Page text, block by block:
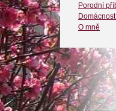
Porodní
O mně